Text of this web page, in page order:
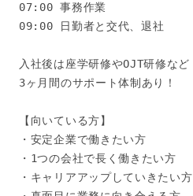
07:00 事務作業
09:00 日勤者と交代、退社
入社後は座学研修やOJT研修など
3ヶ月間のサポート体制あり！
【向いている方】
・安定企業で働きたい方
・1つの会社で長く働きたい方
・キャリアアップしていきたい方